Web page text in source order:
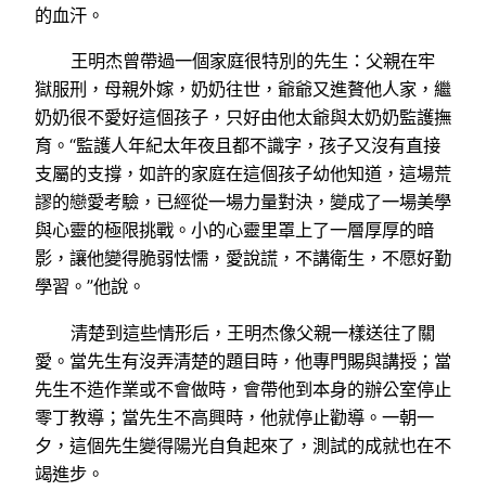
的血汗。
王明杰曾帶過一個家庭很特別的先生：父親在牢
獄服刑，母親外嫁，奶奶往世，爺爺又進贅他人家，繼
奶奶很不愛好這個孩子，只好由他太爺與太奶奶監護撫
育。“監護人年紀太年夜且都不識字，孩子又沒有直接
支屬的支撐，如許的家庭在這個孩子幼他知道，這場荒
謬的戀愛考驗，已經從一場力量對決，變成了一場美學
與心靈的極限挑戰。小的心靈里罩上了一層厚厚的暗
影，讓他變得脆弱怯懦，愛說謊，不講衛生，不愿好勤
學習。”他說。
清楚到這些情形后，王明杰像父親一樣送往了關
愛。當先生有沒弄清楚的題目時，他專門賜與講授；當
先生不造作業或不會做時，會帶他到本身的辦公室停止
零丁教導；當先生不高興時，他就停止勸導。一朝一
夕，這個先生變得陽光自負起來了，測試的成就也在不
竭進步。